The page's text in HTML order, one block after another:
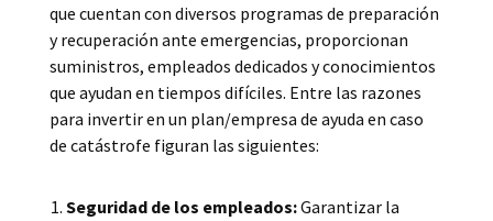
que cuentan con diversos programas de preparación
y recuperación ante emergencias, proporcionan
suministros, empleados dedicados y conocimientos
que ayudan en tiempos difíciles. Entre las razones
para invertir en un plan/empresa de ayuda en caso
de catástrofe figuran las siguientes:
Seguridad de los empleados:Garantizar la